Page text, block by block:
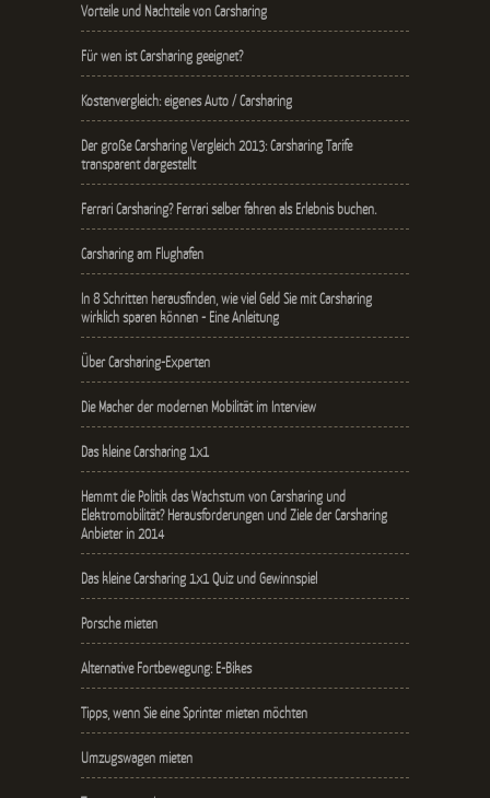
Vorteile und Nachteile von Carsharing
Für wen ist Carsharing geeignet?
Kostenvergleich: eigenes Auto / Carsharing
Der große Carsharing Vergleich 2013: Carsharing Tarife
transparent dargestellt
Ferrari Carsharing? Ferrari selber fahren als Erlebnis buchen.
Carsharing am Flughafen
In 8 Schritten herausfinden, wie viel Geld Sie mit Carsharing
wirklich sparen können - Eine Anleitung
Über Carsharing-Experten
Die Macher der modernen Mobilität im Interview
Das kleine Carsharing 1x1
Hemmt die Politik das Wachstum von Carsharing und
Elektromobilität? Herausforderungen und Ziele der Carsharing
Anbieter in 2014
Das kleine Carsharing 1x1 Quiz und Gewinnspiel
Porsche mieten
Alternative Fortbewegung: E-Bikes
Tipps, wenn Sie eine Sprinter mieten möchten
Umzugswagen mieten